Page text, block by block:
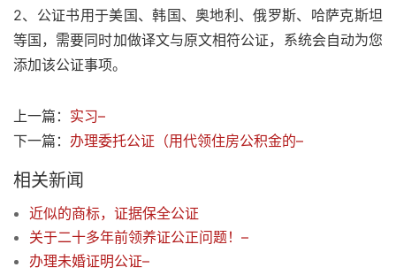
2、公证书用于美国、韩国、奥地利、俄罗斯、哈萨克斯坦
等国，需要同时加做译文与原文相符公证，系统会自动为您
添加该公证事项。
上一篇： 实习–
下一篇： 办理委托公证（用代领住房公积金的–
相关新闻
近似的商标，证据保全公证
关于二十多年前领养证公正问题！–
办理未婚证明公证–